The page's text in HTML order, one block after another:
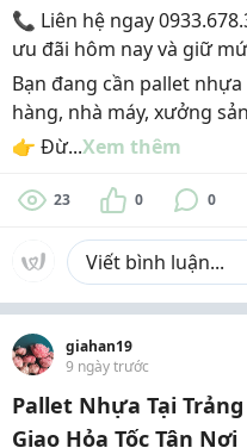
📞 Liên hệ ngay
ưu đãi hôm nay và giữ
Bạn đang cần pallet
hàng, nhà máy, xưởng
👉 Đừ...Xem thêm
23 0 0
giahan19
9 ngày trước
Pallet Nhựa Tại
Giao Hỏa Tốc Tận Nơi